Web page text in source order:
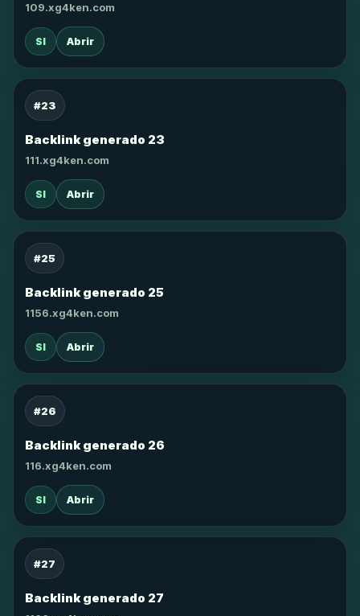
109.xg4ken.com
SI Abrir
#23
Backlink generado 23
111.xg4ken.com
SI Abrir
#25
Backlink generado 25
1156.xg4ken.com
SI Abrir
#26
Backlink generado 26
116.xg4ken.com
SI Abrir
#27
Backlink generado 27